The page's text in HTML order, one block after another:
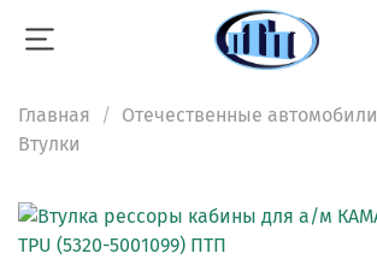
Главная Отечественные автомобили
Втулки